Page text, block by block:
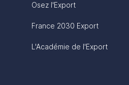
Osez l'Export
France 2030 Export
L'Académie de l'Export